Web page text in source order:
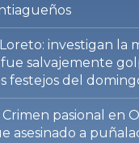
Loreto: investigan la
salvajemente
festejos del
Crimen pasional en
asesinado a